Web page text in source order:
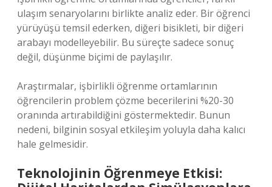
ulaşım senaryolarını birlikte analiz eder. Bir öğrenci
yürüyüşü temsil ederken, diğeri bisikleti, bir diğeri
arabayı modelleyebilir. Bu süreçte sadece sonuç
değil, düşünme biçimi de paylaşılır.
Araştırmalar, işbirlikli öğrenme ortamlarının
öğrencilerin problem çözme becerilerini %20-30
oranında artırabildiğini göstermektedir. Bunun
nedeni, bilginin sosyal etkileşim yoluyla daha kalıcı
hale gelmesidir.
Teknolojinin Öğrenmeye Etkisi: